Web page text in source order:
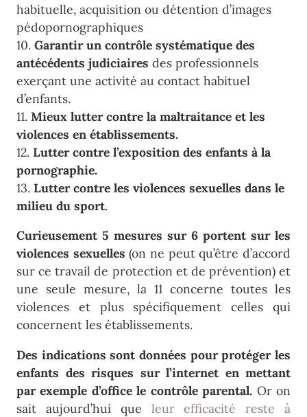
habituelle, acquisition ou détention d’images
pédopornographiques
10. Garantir un contrôle systématique des
antécédents judiciaires des professionnels
exerçant une activité au contact habituel
d’enfants.
11. Mieux lutter contre la maltraitance et les
violences en établissements.
12. Lutter contre l’exposition des enfants à la
pornographie.
13. Lutter contre les violences sexuelles dans le
milieu du sport.
Curieusement 5 mesures sur 6 portent sur les
violences sexuelles (on ne peut qu’être d’accord
sur ce travail de protection et de prévention) et
une seule mesure, la 11 concerne toutes les
violences et plus spécifiquement celles qui
concernent les établissements.
Des indications sont données pour protéger les
enfants des risques sur l’internet en mettant
par exemple d’office le contrôle parental. Or on
sait aujourd’hui que leur efficacité reste à